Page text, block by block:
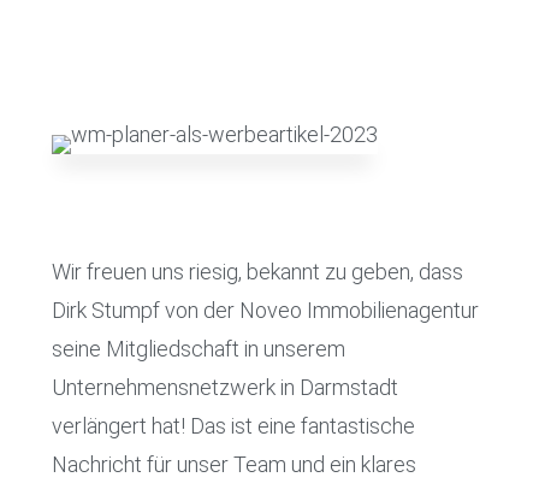
Wir freuen uns riesig, bekannt zu geben, dass
Dirk Stumpf von der Noveo Immobilienagentur
seine Mitgliedschaft in unserem
Unternehmensnetzwerk in Darmstadt
verlängert hat! Das ist eine fantastische
Nachricht für unser Team und ein klares